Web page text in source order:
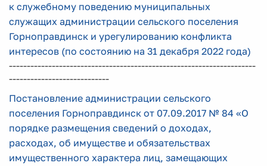
к служебному поведению муниципальных
служащих администрации сельского поселения
Горноправдинск и урегулированию конфликта
интересов (по состоянию на 31 декабря 2022 года)
---------------------------------------------------------------------
----------------------------
Постановление администрации сельского
поселения Горноправдинск от 07.09.2017 № 84 «О
порядке размещения сведений о доходах,
расходах, об имуществе и обязательствах
имущественного характера лиц, замещающих